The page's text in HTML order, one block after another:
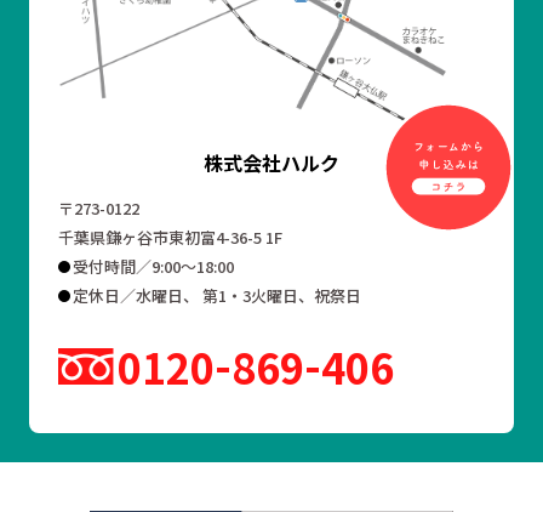
株式会社ハルク
〒273-0122
千葉県鎌ヶ谷市東初富4-36-5 1F
受付時間／9:00～18:00
定休日／水曜日、 第1・3火曜日、祝祭日
0120 869 406